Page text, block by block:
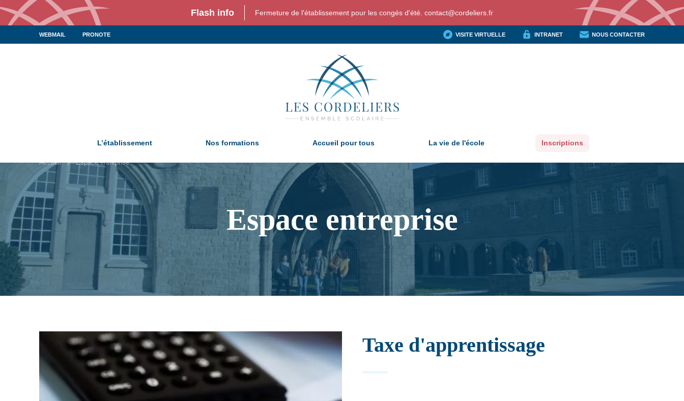
Flash info Fermeture de l'établissement pour les congés d'été. contact@cordeliers.fr
WEBMAIL PRONOTE VISITE VIRTUELLE INTRANET NOUS CONTACTER
L’établissement Nos formations Accueil pour tous La vie de l'école Inscriptions
Accueil Espace entreprise
Espace entreprise
Taxe d'apprentissage